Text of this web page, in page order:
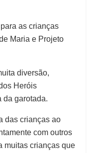
as crianças
Maria e Projeto
diversão,
Heróis
da garotada.
das crianças ao
com outros
muitas crianças que